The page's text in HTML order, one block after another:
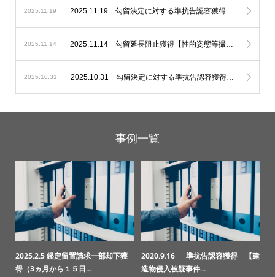
2025.11.19 2025.11.19 勾留決定に対する準抗告認容獲得【住居侵入】
2025.11.14 2025.11.14 勾留延長阻止獲得【性的姿態等撮影】
2025.10.31 2025.10.31 勾留決定に対する準抗告認容獲得【窃盗】
事例一覧
2025.2.5 鑑定留置請求一部却下獲
得（3ヵ月から１５日...
2020.9.16 準抗告認容獲得 【建
造物侵入被疑事件...